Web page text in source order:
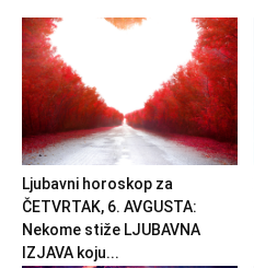
Ljubavni horoskop za
ČETVRTAK, 6. AVGUSTA:
Nekome stiže LJUBAVNA
IZJAVA koju...